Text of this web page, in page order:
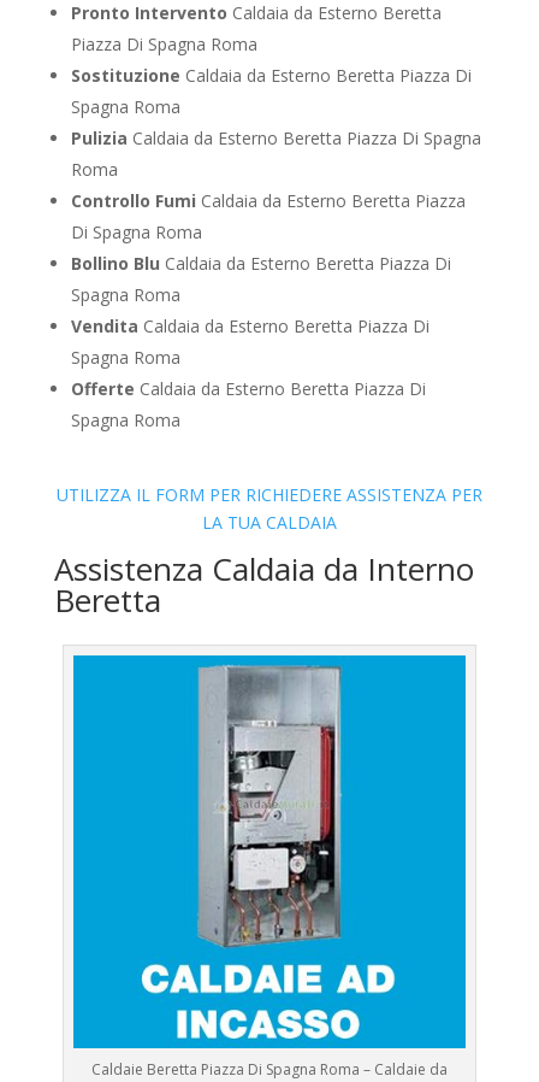
Pronto Intervento Caldaia da Esterno Beretta
Piazza Di Spagna Roma
Sostituzione Caldaia da Esterno Beretta Piazza Di
Spagna Roma
Pulizia Caldaia da Esterno Beretta Piazza Di Spagna
Roma
Controllo Fumi Caldaia da Esterno Beretta Piazza
Di Spagna Roma
Bollino Blu Caldaia da Esterno Beretta Piazza Di
Spagna Roma
Vendita Caldaia da Esterno Beretta Piazza Di
Spagna Roma
Offerte Caldaia da Esterno Beretta Piazza Di
Spagna Roma
UTILIZZA IL FORM PER RICHIEDERE ASSISTENZA PER
LA TUA CALDAIA
Assistenza Caldaia da Interno
Beretta
Caldaie Beretta Piazza Di Spagna Roma – Caldaie da